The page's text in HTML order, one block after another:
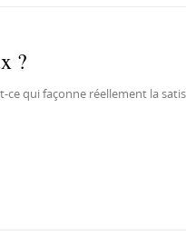
?
ce qui façonne réellement la